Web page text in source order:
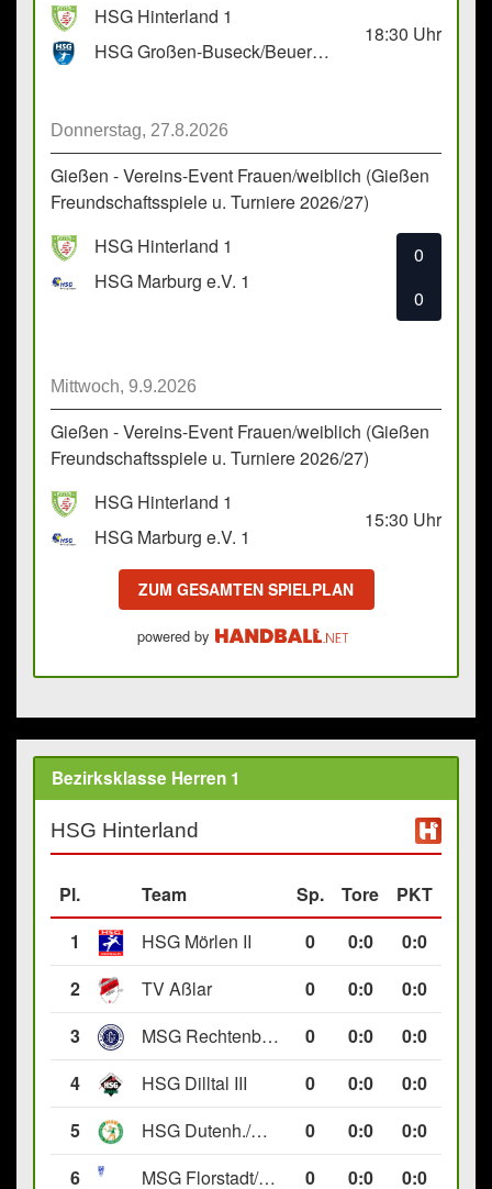
HSG Hinterland 1
HSG Großen-Buseck/Beuern 1
18:30 Uhr
Donnerstag, 27.8.2026
Gießen - Vereins-Event Frauen/weiblich (Gießen
Freundschaftsspiele u. Turniere 2026/27)
HSG Hinterland 1
HSG Marburg e.V. 1
0
0
Mittwoch, 9.9.2026
Gießen - Vereins-Event Frauen/weiblich (Gießen
Freundschaftsspiele u. Turniere 2026/27)
HSG Hinterland 1
HSG Marburg e.V. 1
15:30 Uhr
ZUM GESAMTEN SPIELPLAN
powered by
Bezirksklasse Herren 1
HSG Hinterland
Pl. Team Sp. Tore
PKT
1
HSG Mörlen II 0 0:0
0:0
2
TV Aßlar 0 0:0
0:0
3
MSG Rechtenbach/Wetzlar II 0 0:0
0:0
4
HSG Dilltal III 0 0:0
0:0
5
HSG Dutenh./Münchholzh. IV 0 0:0
0:0
6
MSG Florstadt/Gettenau II 0 0:0 0:0